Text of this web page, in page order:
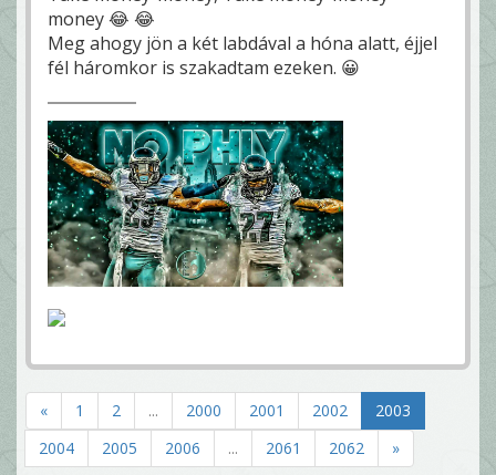
money 😂 😂
Meg ahogy jön a két labdával a hóna alatt, éjjel
fél háromkor is szakadtam ezeken. 😀
« 1 2 ... 2000 2001 2002
2003
2004
2005 2006 ... 2061 2062 »